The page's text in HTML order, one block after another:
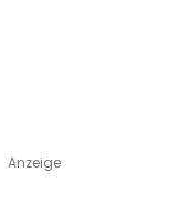
Anzeige